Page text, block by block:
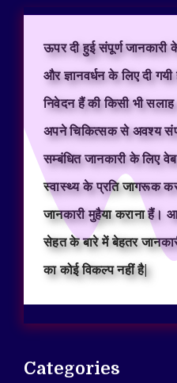
ऊपर दी हुई संपूर्ण जानकारी
और ज्ञानवर्धन के लिए दी
निवेदन हैं की किसी भी
अपने चिकित्सक से अवश्य
सम्बंधित जानकारी के लिए
स्वास्थ्य के प्रति जागरूक
जानकारी मुहैया कराना
सेहत के बारे में बेहतर
का कोई विकल्प नहीं है|
Categories